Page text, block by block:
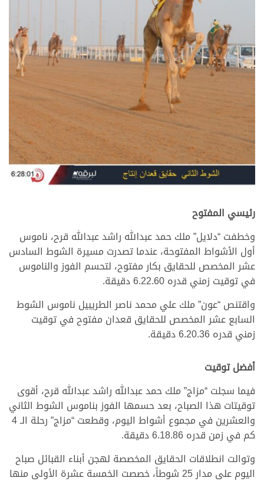
رئيسي المفتوح
وخطفت “دلايل” ملك حمد عبدالله راشد عبدالله قرح، ناموس
أول الأشواط المفتوحة، عندما تصدرت مسيرة الشوط السادس
عشر المخصص للحقايق بكار مفتوح، لتحسم الفوز والناموس
في توقيت زمني قدره 6.22.60 دقيقة.
واقتنص “عون” ملك علي محمد ناصر الطريبيل ناموس الشوط
السابع عشر المخصص للحقايق قعدان مفتوح في توقيت
زمني قدره 6.20.36 دقيقة.
أفضل توقيت
فيما سجلت “مزاج” ملك حمد عبدالله راشد عبدالله قرح، أقوى
توقيتات هذا الصباح، بعد حسمها الفوز بناموس الشوط الثاني
والعشرين في مجموع أشواط اليوم، وقطعت “مزاج” رحلة الـ 4
كم في زمن قدره 6.18.86 دقيقة.
وتوالت انطلاقات الحقايق المخصصة لهجن أبناء القبائل صباح
اليوم على مدار 25 شوطاً، خصصت الخمسة عشرة الأولى منها